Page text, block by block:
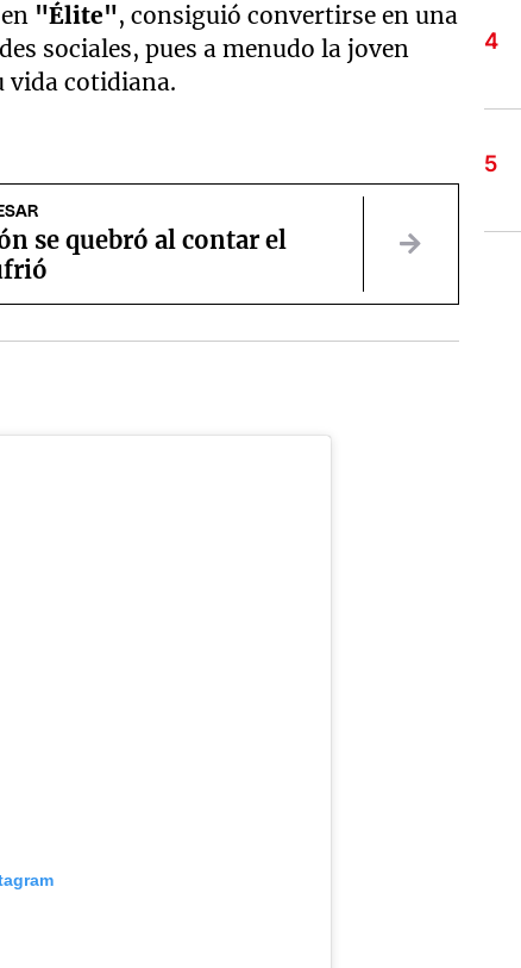
"Élite", consiguió convertirse en una
sociales, pues a menudo la joven
vida cotidiana.
se quebró al contar el